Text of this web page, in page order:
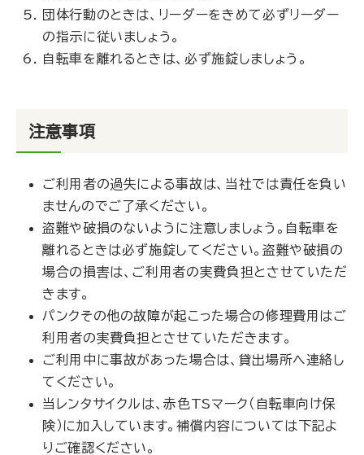
団体行動のときは、リーダーをきめて必ずリーダー
の指示に従いましょう。
自転車を離れるときは、必ず施錠しましょう。
注意事項
ご利用者の過失による事故は、当社では責任を負い
ませんのでご了承ください。
盗難や破損のないように注意しましょう。自転車を
離れるときは必ず施錠してください。盗難や破損の
場合の損害は、ご利用者の実費負担とさせていただ
きます。
パンクその他の故障が起こった場合の修理費用はご
利用者の実費負担とさせていただきます。
ご利用中に事故があった場合は、貸出場所へ連絡し
てください。
当レンタサイクルは、赤色TSマーク（自転車向け保
険）に加入しています。補償内容については下記よ
りご確認ください。